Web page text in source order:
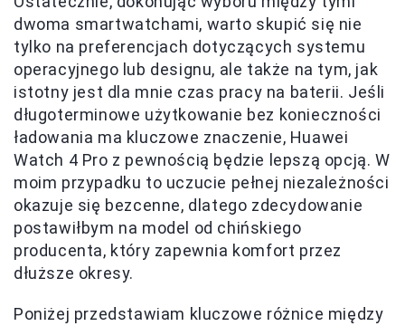
dwoma smartwatchami, warto skupić się nie
tylko na preferencjach dotyczących systemu
operacyjnego lub designu, ale także na tym, jak
istotny jest dla mnie czas pracy na baterii. Jeśli
długoterminowe użytkowanie bez konieczności
ładowania ma kluczowe znaczenie, Huawei
Watch 4 Pro z pewnością będzie lepszą opcją. W
moim przypadku to uczucie pełnej niezależności
okazuje się bezcenne, dlatego zdecydowanie
postawiłbym na model od chińskiego
producenta, który zapewnia komfort przez
dłuższe okresy.
Poniżej przedstawiam kluczowe różnice między